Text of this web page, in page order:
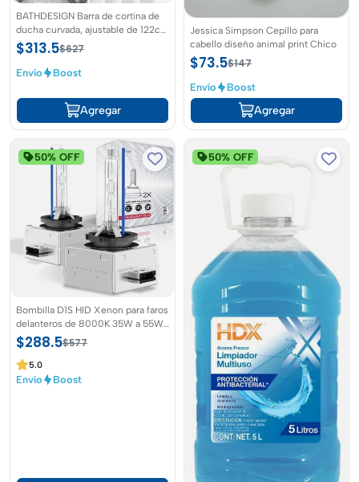
BATHDESIGN Barra de cortina de
ducha curvada, ajustable de 122cm
a 183cm, forma redonda a prueba
de óxido fabricada de aluminio
$313.5$627
Envío Boost
Agregar
Jessica Simpson Cepillo para
cabello diseño animal print Chico
$73.5$147
Envío Boost
Agregar
50% OFF
Bombilla D1S HID Xenon para faros
delanteros de 8000K 35W a 55W
luz alta y baja Paquete de 2
unidades
$288.5$577
5.0
Envío Boost
50% OFF